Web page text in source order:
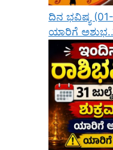
ದಿನ ಭವಿಷ್ಯ
ಯಾರಿಗೆ